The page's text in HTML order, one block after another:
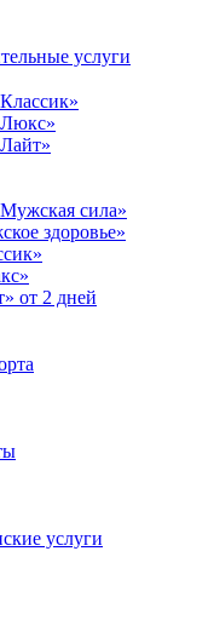
услуги
сила»
здоровье»
от 2 дней
услуги